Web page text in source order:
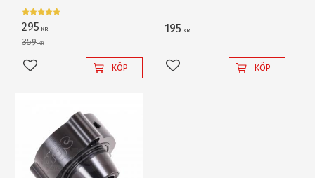
295 KR
359KR
Lägg till i favoriter
KÖP
enkelt en "80W" backlampa
195 KR
Lägg till i favoriter
KÖP